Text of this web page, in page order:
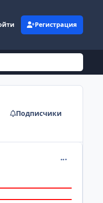
Регистрация
Подписчики